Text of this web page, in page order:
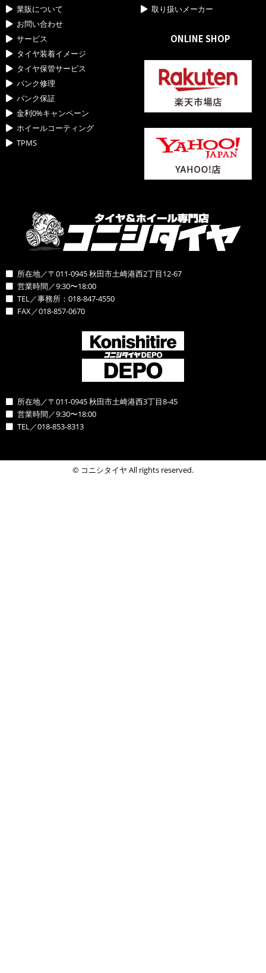
業販について
お問い合わせ
取り扱いメーカー
サービス
タイヤ装着イメージ
タイヤ保管サービス
パンク修理
パンク保証
金利0%キャンペーン
ホイールコーティング
TPMS
ONLINE SHOP
所在地／〒011-0945 秋田市土崎港西2丁目12-67
営業時間／9:30〜18:00
TEL／事務所：018-847-4550
FAX／018-857-0670
所在地／〒011-0945 秋田市土崎港西3丁目8-45
営業時間／9:30〜18:00
TEL／018-853-8313
© コニシタイヤ All rights reserved.